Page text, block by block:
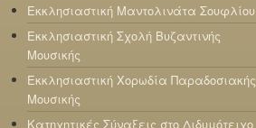
Εκκλησιαστική Μαντολινάτα Σουφλίου
Εκκλησιαστική Σχολή Βυζαντινής
Μουσικής
Εκκλησιαστική Χορωδία Παραδοσιακής
Μουσικής
Κατηχητικές Σύναξεις στο Διδυμότειχο